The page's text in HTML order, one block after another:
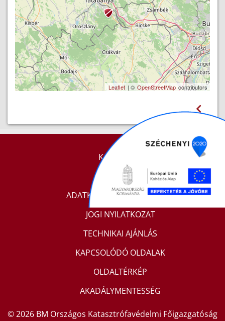
Leaflet | © OpenStreetMap contributors
KAPCSOLAT
IMPRESSZUM
ADATKEZELÉSI TÁJÉKOZTATÓ
JOGI NYILATKOZAT
TECHNIKAI AJÁNLÁS
KAPCSOLÓDÓ OLDALAK
OLDALTÉRKÉP
AKADÁLYMENTESSÉG
© 2026 BM Országos Katasztrófavédelmi Főigazgatóság